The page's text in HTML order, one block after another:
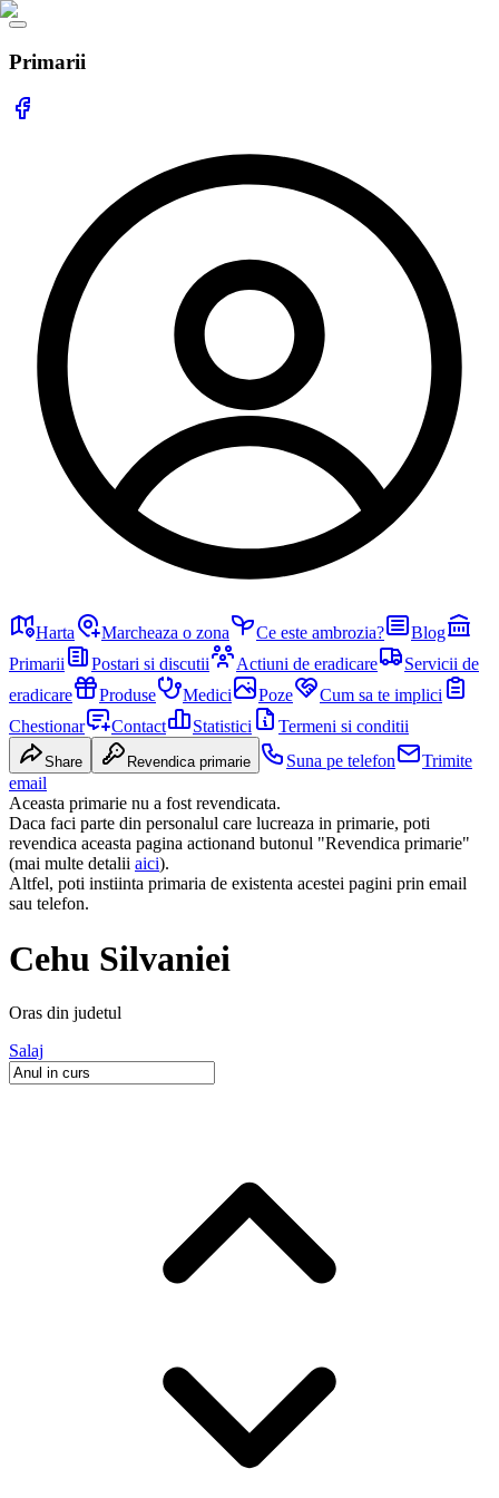
Primarii
Harta Marcheaza o zona Ce este ambrozia?
Blog
Primarii
Postari si discutii Actiuni de eradicare
Servicii de
eradicare
Produse Medici Poze
Cum sa te implici
Chestionar
Contact Statistici Termeni si conditii
Share Revendica primarie Suna pe telefon
Trimite
email
Aceasta primarie nu a fost revendicata.
Daca faci parte din personalul care lucreaza in primarie, poti
revendica aceasta pagina actionand butonul "Revendica primarie"
(mai multe detalii aici).
Altfel, poti instiinta primaria de existenta acestei pagini prin email
sau telefon.
Cehu Silvaniei
Oras din judetul
Salaj